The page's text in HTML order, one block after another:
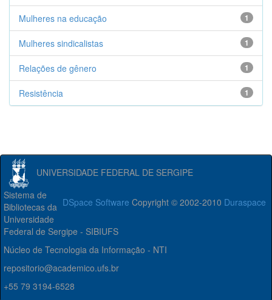
1
Mulheres na educação
1
Mulheres sindicalistas
1
Relações de gênero
1
Resistência
UNIVERSIDADE FEDERAL DE SERGIPE
DSpace Software Copyright © 2002-2010 Duraspace
Sistema de
Bibliotecas da
Universidade
Federal de Sergipe - SIBIUFS
Núcleo de Tecnologia da Informação - NTI
repositorio@academico.ufs.br
+55 79 3194-6528